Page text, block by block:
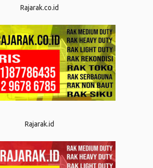
Rajarak.co.id
Rajarak.id